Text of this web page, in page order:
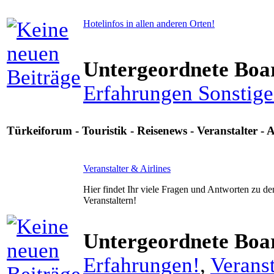
Hotelinfos in allen anderen Orten!
Untergeordnete
Erfahrungen
Türkeiforum - Touristik - Reisenews - Veranstalter -
Veranstalter & Airlines
Hier findet Ihr viele Fragen und Antworten zu
Veranstaltern!
Untergeordnete
Erfahrungen!,